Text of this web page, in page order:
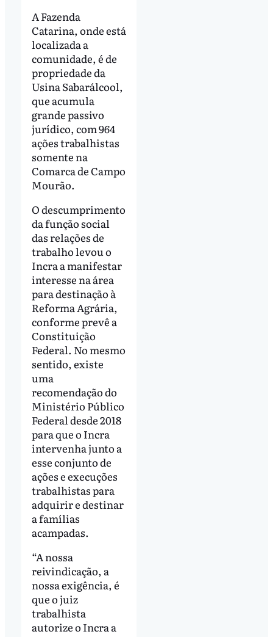
A Fazenda
Catarina, onde está
localizada a
comunidade, é de
propriedade da
Usina Sabarálcool,
que acumula
grande passivo
jurídico, com 964
ações trabalhistas
somente na
Comarca de Campo
Mourão.
O descumprimento
da função social
das relações de
trabalho levou o
Incra a manifestar
interesse na área
para destinação à
Reforma Agrária,
conforme prevê a
Constituição
Federal. No mesmo
sentido, existe
uma
recomendação do
Ministério Público
Federal desde 2018
para que o Incra
intervenha junto a
esse conjunto de
ações e execuções
trabalhistas para
adquirir e destinar
a famílias
acampadas.
“A nossa
reivindicação, a
nossa exigência, é
que o juiz
trabalhista
autorize o Incra a